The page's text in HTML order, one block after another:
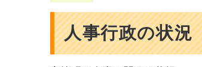
人事行政の状況